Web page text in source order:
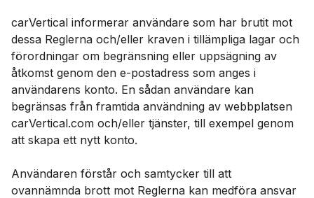
carVertical informerar användare som har brutit mot
dessa Reglerna och/eller kraven i tillämpliga lagar och
förordningar om begränsning eller uppsägning av
åtkomst genom den e-postadress som anges i
användarens konto. En sådan användare kan
begränsas från framtida användning av webbplatsen
carVertical.com och/eller tjänster, till exempel genom
att skapa ett nytt konto.
Användaren förstår och samtycker till att
ovannämnda brott mot Reglerna kan medföra ansvar